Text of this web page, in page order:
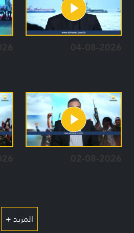
04-08-2026
02-08-2026
المزيد +